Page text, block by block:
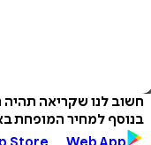
חשוב לנו שקריאה תהיה
בנוסף למחיר המופחת